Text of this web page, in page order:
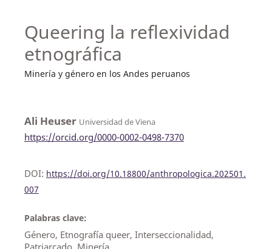
Queering la reflexividad
etnográfica
Minería y género en los Andes peruanos
Ali Heuser Universidad de Viena
https://orcid.org/0000-0002-0498-7370
DOI: https://doi.org/10.18800/anthropologica.202501.
007
Palabras clave:
Género, Etnografía queer, Interseccionalidad,
Patriarcado, Minería